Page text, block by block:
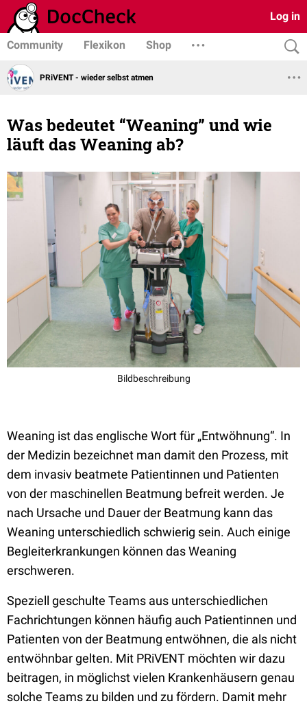
Log in
Community Flexikon Shop
PRiVENT - wieder selbst atmen
Was bedeutet “Weaning” und wie
läuft das Weaning ab?
Bildbeschreibung
Weaning ist das englische Wort für „Entwöhnung“. In
der Medizin bezeichnet man damit den Prozess, mit
dem invasiv beatmete Patientinnen und Patienten
von der maschinellen Beatmung befreit werden. Je
nach Ursache und Dauer der Beatmung kann das
Weaning unterschiedlich schwierig sein. Auch einige
Begleiterkrankungen können das Weaning
erschweren.
Speziell geschulte Teams aus unterschiedlichen
Fachrichtungen können häufig auch Patientinnen und
Patienten von der Beatmung entwöhnen, die als nicht
entwöhnbar gelten. Mit PRiVENT möchten wir dazu
beitragen, in möglichst vielen Krankenhäusern genau
solche Teams zu bilden und zu fördern. Damit mehr